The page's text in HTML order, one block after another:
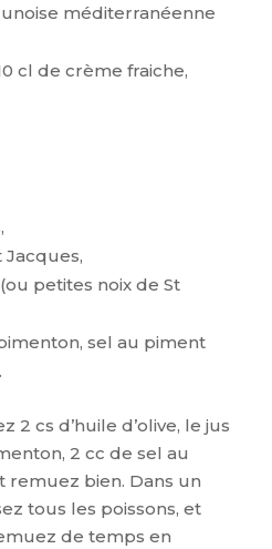
méditerranéenne
cl de crème fraiche,
Jacques,
petites noix de St
sel au piment
2 cs d’huile d’olive, le jus
2 cc de sel au
remuez bien. Dans un
tous les poissons, et
de temps en